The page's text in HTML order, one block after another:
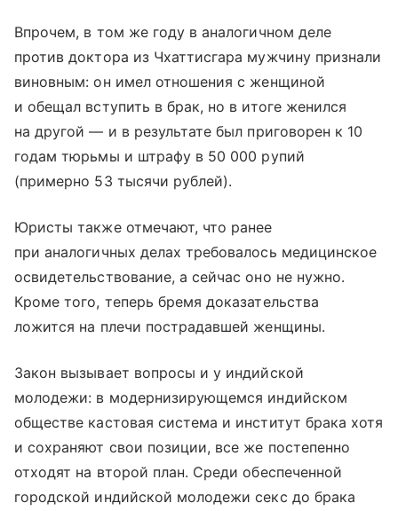
Впрочем, в том же году в аналогичном деле
против доктора из Чхаттисгара мужчину признали
виновным: он имел отношения с женщиной
и обещал вступить в брак, но в итоге женился
на другой — и в результате был приговорен к 10
годам тюрьмы и штрафу в 50 000 рупий
(примерно 53 тысячи рублей).
Юристы также отмечают, что ранее
при аналогичных делах требовалось медицинское
освидетельствование, а сейчас оно не нужно.
Кроме того, теперь бремя доказательства
ложится на плечи пострадавшей женщины.
Закон вызывает вопросы и у индийской
молодежи: в модернизирующемся индийском
обществе кастовая система и институт брака хотя
и сохраняют свои позиции, все же постепенно
отходят на второй план. Среди обеспеченной
городской индийской молодежи секс до брака